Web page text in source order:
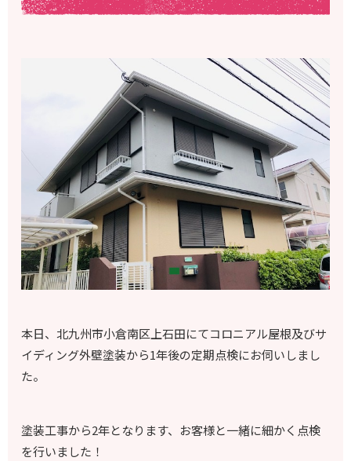
本日、北九州市小倉南区上石田にてコロニアル屋根及びサ
イディング外壁塗装から1年後の定期点検にお伺いしまし
た。
塗装工事から2年となります、お客様と一緒に細かく点検
を行いました！